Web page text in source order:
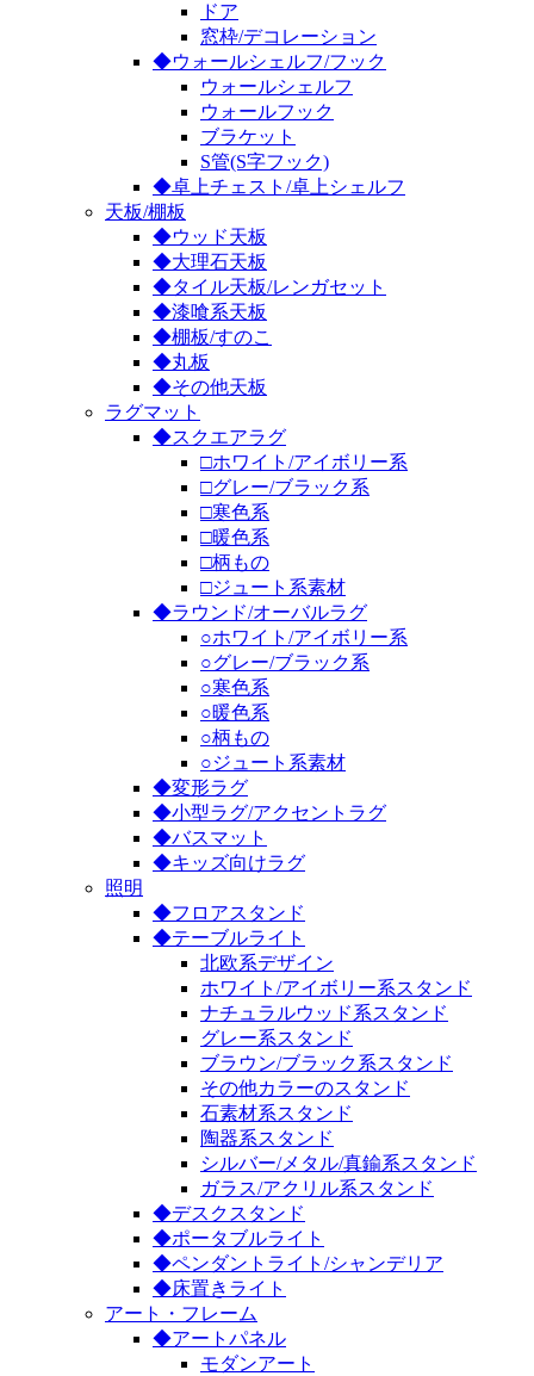
ドア
窓枠/デコレーション
◆ウォールシェルフ/フック
ウォールシェルフ
ウォールフック
ブラケット
S管(S字フック)
◆卓上チェスト/卓上シェルフ
天板/棚板
◆ウッド天板
◆大理石天板
◆タイル天板/レンガセット
◆漆喰系天板
◆棚板/すのこ
◆丸板
◆その他天板
ラグマット
◆スクエアラグ
□ホワイト/アイボリー系
□グレー/ブラック系
□寒色系
□暖色系
□柄もの
□ジュート系素材
◆ラウンド/オーバルラグ
○ホワイト/アイボリー系
○グレー/ブラック系
○寒色系
○暖色系
○柄もの
○ジュート系素材
◆変形ラグ
◆小型ラグ/アクセントラグ
◆バスマット
◆キッズ向けラグ
照明
◆フロアスタンド
◆テーブルライト
北欧系デザイン
ホワイト/アイボリー系スタンド
ナチュラルウッド系スタンド
グレー系スタンド
ブラウン/ブラック系スタンド
その他カラーのスタンド
石素材系スタンド
陶器系スタンド
シルバー/メタル/真鍮系スタンド
ガラス/アクリル系スタンド
◆デスクスタンド
◆ポータブルライト
◆ペンダントライト/シャンデリア
◆床置きライト
アート・フレーム
◆アートパネル
モダンアート